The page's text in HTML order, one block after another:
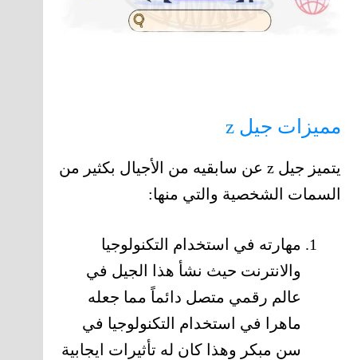
مميزات جيل z
يتميز جيل z عن سابقيه من الأجيال بكثير من
السمات الشخصية والتي منها:
مهارته في استخدام التكنولوجيا
والانترنت حيث نشأ هذا الجيل في
عالم رقمي متصل دائماً مما جعله
ماهرا في استخدام التكنولوجيا في
سن مبكر وهذا كان له تأثيرات ايجابية